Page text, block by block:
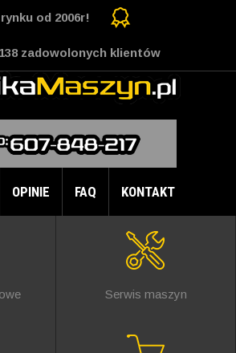
od 2006r!
zadowolonych klientów
OPINIE FAQ KONTAKT
Serwis maszyn